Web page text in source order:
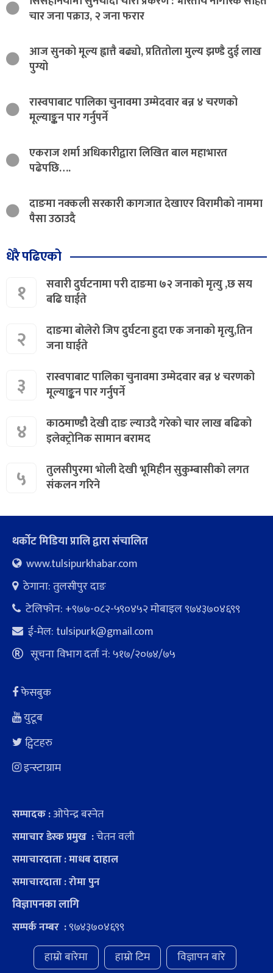
चार जना पक्राउ, २ जना फरार
आज सुनको मूल्य ह्वात्तै बढ्यो, प्रतितोला मुल्य झण्डै दुई लाख
पुग्यो
रास्वपाबाट पालिका चुनावमा उम्मेदवार बन्न ४ चरणको
मूल्याङ्कन पार गर्नुपर्ने
एकराज शर्मा अधिकारीद्वारा लिखित बाल महाभारत
पढेपछि….
दाङमा नक्कली सरकारी कागजात देखाएर विरामीको नाममा
पैसा उठाउदै
धेरै पढिएको
१
सवारी दुर्घटनामा परी दाङमा ७२ जनाको मृत्यु ,छ सय
बढि घाईते
२
दाङमा बोलेरो जिप दुर्घटना हुदा एक जनाको मृत्यु,तिन
जना घाईते
३
रास्वपाबाट पालिका चुनावमा उम्मेदवार बन्न ४ चरणको
मूल्याङ्कन पार गर्नुपर्ने
४
काठमाण्डौ देखी दाङ ल्याउदै गरेको चार लाख बढिको
इलेक्ट्रोनिक सामान बरामद
५
तुलसीपुरमा भोली देखी भूमिहीन सुकुम्बासीको लगत
संकलन गरिने
थर्कोट मिडिया प्रालि द्वारा संचालित
www.tulsipurkhabar.com
ठेगाना: तुलसीपुर दाङ
टेलिफोन: +९७७-०८२-५९०४५२ माेबाइल ९७४३७०४६९९
ई-मेल: tulsipurk@gmail.com
सूचना विभाग दर्ता नं: ५१७/२०७४/७५
फेसबुक
युटूब
ट्विटहरु
इन्स्टाग्राम
सम्पादक :ओपेन्द्र बस्नेत
समाचार डेस्क प्रमुख :चेतन वली
समाचारदाता : माधब दाहाल
समाचारदाता : रोमा पुन
विज्ञापनका लागि
सम्पर्क नम्बर :९७४३७०४६९९
हाम्रो बारेमा
हाम्रो टिम विज्ञापन बारे